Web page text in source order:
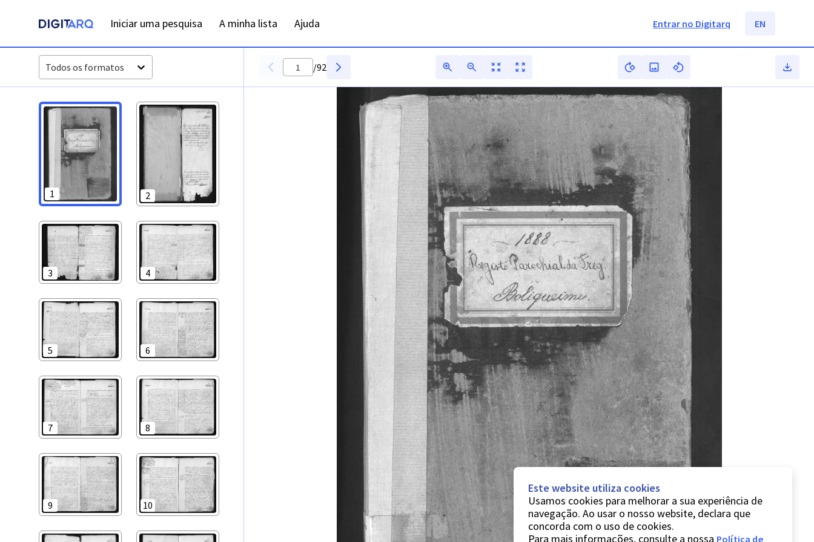
Iniciar uma pesquisa A minha lista Ajuda Entrar no Digitarq EN
Todos os formatos
1 2
3 4
5 6
7 8
9 10
/92
Este website utiliza cookies
Usamos cookies para melhorar a sua experiência de
navegação. Ao usar o nosso website, declara que
concorda com o uso de cookies.
Para mais informações, consulte a nossa Política de